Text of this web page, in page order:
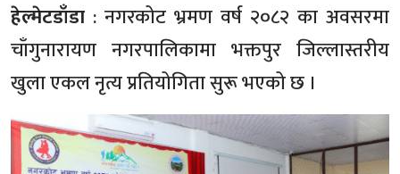
हेल्मेटडाँडा : नगरकोट भ्रमण वर्ष २०८२ का अवसरमा
चाँगुनारायण नगरपालिकामा भक्तपुर जिल्लास्तरीय
खुला एकल नृत्य प्रतियोगिता सुरू भएको छ ।